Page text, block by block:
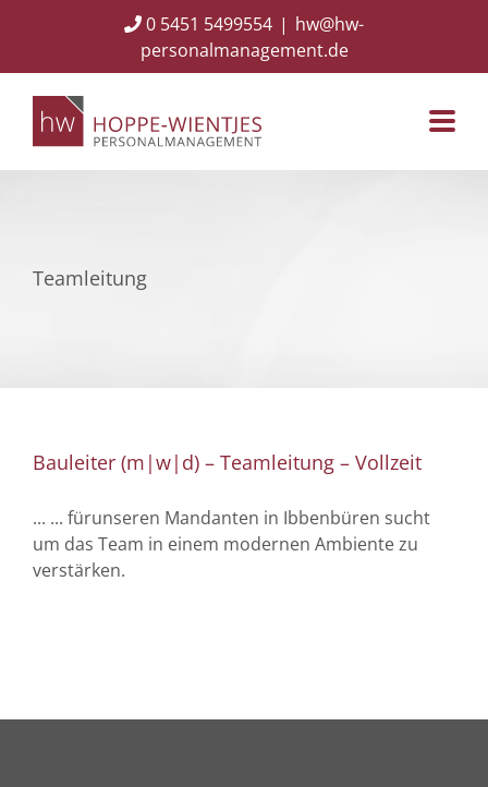
0 5451 5499554 | hw@hw-
personalmanagement.de
Teamleitung
Bauleiter (m|w|d) – Teamleitung – Vollzeit
... ... fürunseren Mandanten in Ibbenbüren sucht
um das Team in einem modernen Ambiente zu
verstärken.